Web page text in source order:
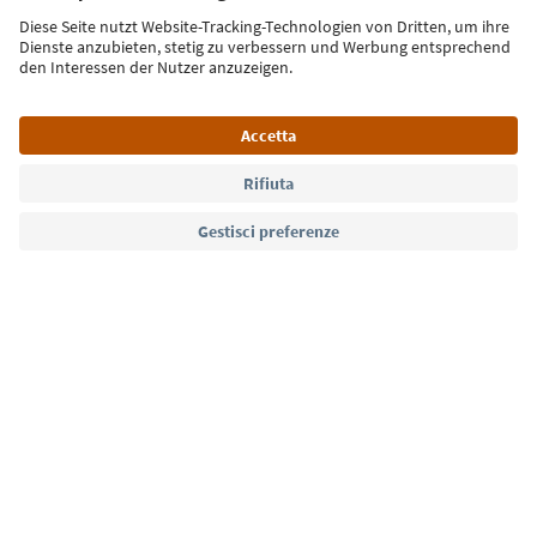
Iscriviti alla newsletter